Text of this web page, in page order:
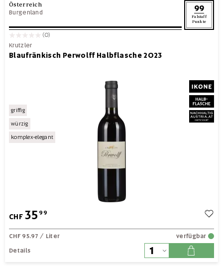
Österreich
Burgenland 99
Falstaff
Punkte
(0)
Krutzler
Blaufränkisch Perwolff Halbflasche 2023
griffig
würzig
komplex-elegant
CHF 35 99
CHF 95.97 / Liter
verfügbar
Details